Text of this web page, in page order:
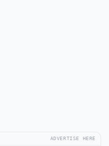
ADVERTISE HERE